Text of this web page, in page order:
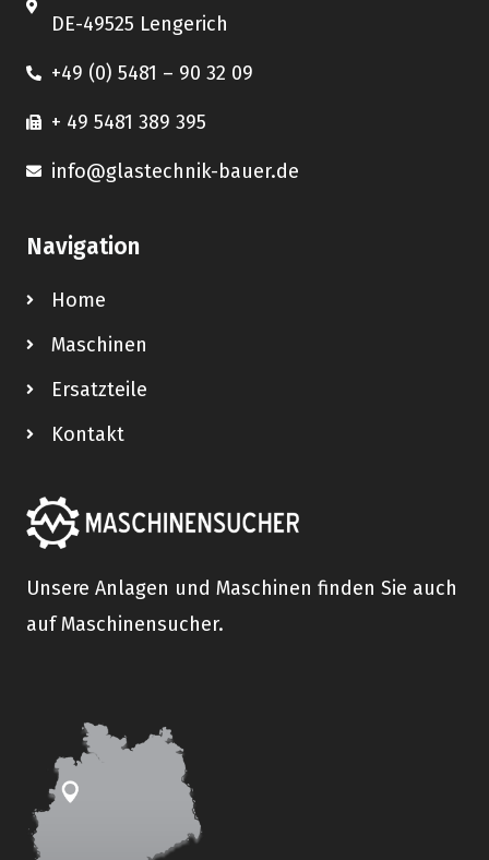
DE-49525 Lengerich
+49 (0) 5481 – 90 32 09
+ 49 5481 389 395
info@glastechnik-bauer.de
Navigation
Home
Maschinen
Ersatzteile
Kontakt
Unsere Anlagen und Maschinen finden Sie auch
auf Maschinensucher.